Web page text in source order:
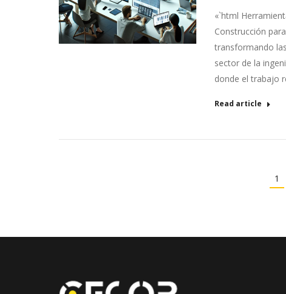
«`html
Construcción
transformando
sector de la
donde el trabajo
Read article
1